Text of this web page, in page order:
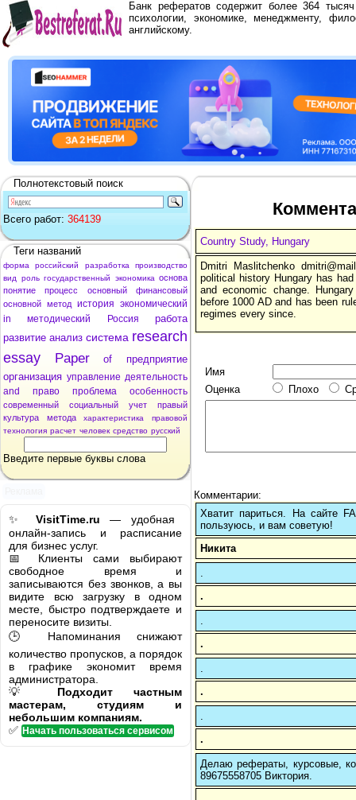
Банк рефератов содержит более 364
психологии, экономике, менеджменту,
английскому.
Полнотекстовый поиск
Всего работ: 364139
Теги названий
форма российский разработка
производство
вид
роль государственный экономика основа
понятие
процесс основный
финансовый
основной метод история экономический
in
методический Россия
работа
развитие анализ система research
essay
Paper of
предприятие
организация управление деятельность
and
право проблема особенность
современный социальный учет
правый
культура
метода характеристика
правовой
технология расчет человек средство русский
Введите первые буквы слова
✨ VisitTime.ru — удобная
онлайн-запись и расписание
для бизнес услуг.
📅 Клиенты сами выбирают
свободное время и
записываются без звонков, а вы
видите всю загрузку в одном
месте, быстро подтверждаете и
переносите визиты.
🕒 Напоминания снижают
количество пропусков, а порядок
в графике экономит время
администратора.
💡 Подходит частным
мастерам, студиям и
небольшим компаниям.
✅ Начать пользоваться сервисом
Country Study, Hungary
Dmitri Maslitchenko
political history Hungary has
and economic change.
before 1000 AD and has been
regimes every since.
Имя
Оценка
Плохо
Комментарии:
Хватит париться. На сайте
пользуюсь, и вам советую!
Никита
.
.
.
.
Делаю рефераты, курсовые,
89675558705 Виктория.